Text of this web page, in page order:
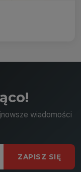
wiadomości
ZAPISZ SIĘ